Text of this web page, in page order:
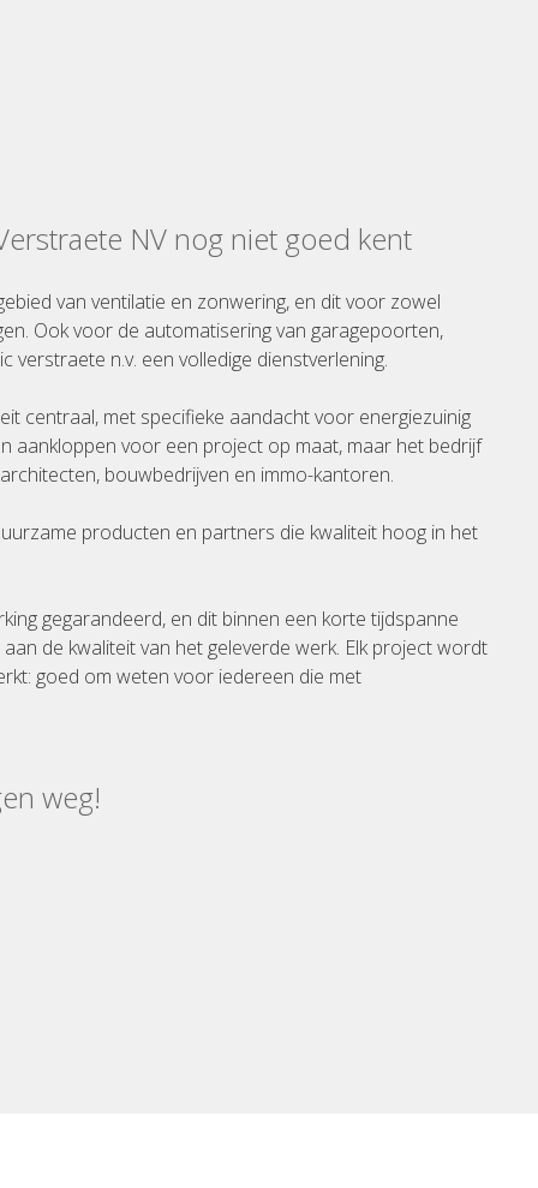
NV nog niet goed kent
van ventilatie en zonwering, en dit voor zowel
Ook voor de automatisering van garagepoorten,
verstraete n.v. een volledige dienstverlening.
centraal, met specifieke aandacht voor energiezuinig
aankloppen voor een project op maat, maar het bedrijf
bouwbedrijven en immo-kantoren.
producten en partners die kwaliteit hoog in het
gegarandeerd, en dit binnen een korte tijdspanne
de kwaliteit van het geleverde werk. Elk project wordt
goed om weten voor iedereen die met
weg!